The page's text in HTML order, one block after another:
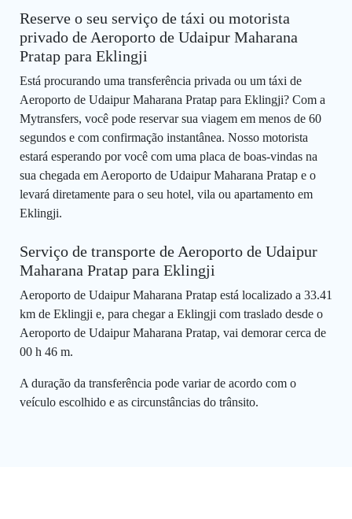
Reserve o seu serviço de táxi ou motorista
privado de Aeroporto de Udaipur Maharana
Pratap para Eklingji
Está procurando uma transferência privada ou um táxi de
Aeroporto de Udaipur Maharana Pratap para Eklingji? Com a
Mytransfers, você pode reservar sua viagem em menos de 60
segundos e com confirmação instantânea. Nosso motorista
estará esperando por você com uma placa de boas-vindas na
sua chegada em Aeroporto de Udaipur Maharana Pratap e o
levará diretamente para o seu hotel, vila ou apartamento em
Eklingji.
Serviço de transporte de Aeroporto de Udaipur
Maharana Pratap para Eklingji
Aeroporto de Udaipur Maharana Pratap está localizado a 33.41
km de Eklingji e, para chegar a Eklingji com traslado desde o
Aeroporto de Udaipur Maharana Pratap, vai demorar cerca de
00 h 46 m.
A duração da transferência pode variar de acordo com o
veículo escolhido e as circunstâncias do trânsito.